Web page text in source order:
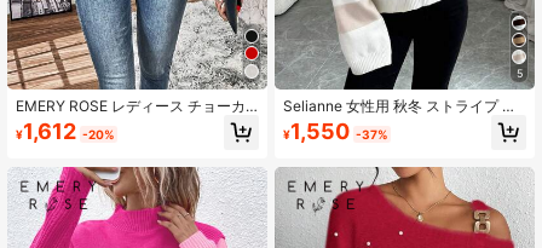
EMERY ROSE レディース チョーカ
ーネック ドロップショルダー セータ
ー 新年衣装
¥1,612 -20%
5
Selianne 女性用 秋冬 ストライプ ド
ロップショルダー 長袖 ルーズ プル
オーバー セーター
¥1,550 -37%